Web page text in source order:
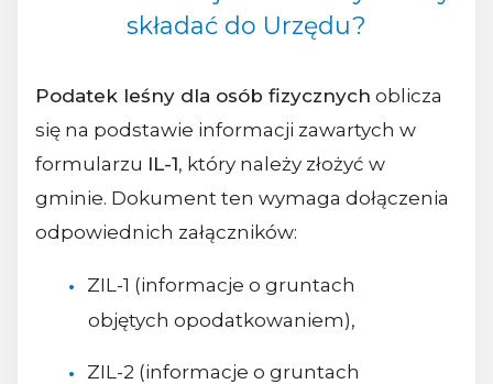
składać do Urzędu?
Podatek leśny dla osób fizycznych oblicza
się na podstawie informacji zawartych w
formularzu IL-1, który należy złożyć w
gminie. Dokument ten wymaga dołączenia
odpowiednich załączników:
ZIL-1 (informacje o gruntach
objętych opodatkowaniem),
ZIL-2 (informacje o gruntach